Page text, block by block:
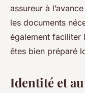
assureur à
les documents
également faciliter
êtes bien préparé
Identité et